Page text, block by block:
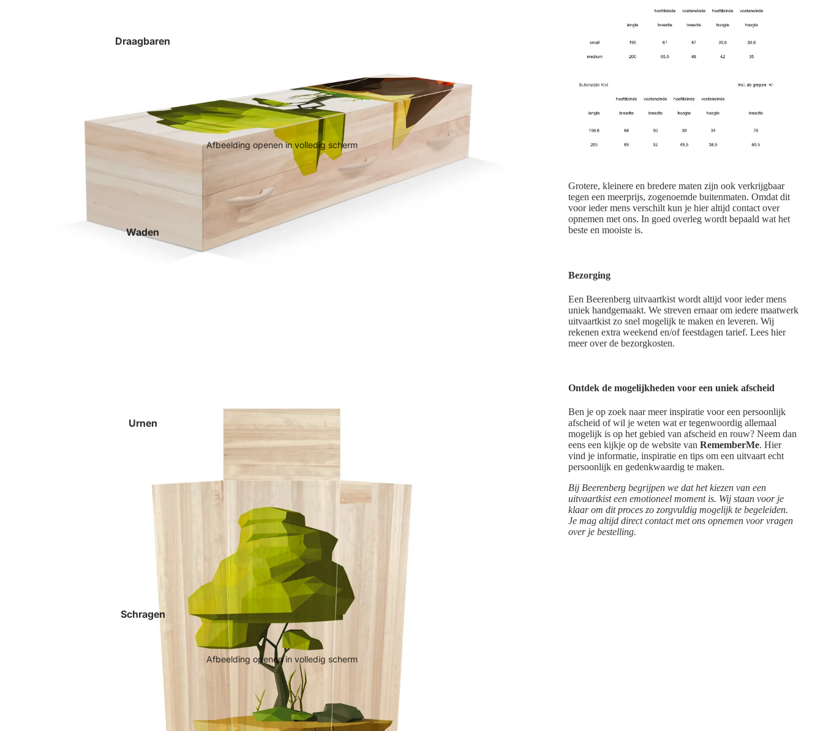
Draagbaren
Waden
Urnen
Schragen
Afbeelding openen in volledig scherm
Afbeelding openen in volledig scherm
Grotere, kleinere en bredere maten zijn ook verkrijgbaar
tegen een meerprijs, zogenoemde buitenmaten. Omdat dit
voor ieder mens verschilt kun je hier altijd contact over
opnemen met ons. In goed overleg wordt bepaald wat het
beste en mooiste is.
Bezorging
Een Beerenberg uitvaartkist wordt altijd voor ieder mens
uniek handgemaakt. We streven ernaar om iedere maatwerk
uitvaartkist zo snel mogelijk te maken en leveren. Wij
rekenen extra weekend en/of feestdagen tarief. Lees hier
meer over de bezorgkosten.
Ontdek de mogelijkheden voor een uniek afscheid
Ben je op zoek naar meer inspiratie voor een persoonlijk
afscheid of wil je weten wat er tegenwoordig allemaal
mogelijk is op het gebied van afscheid en rouw? Neem dan
eens een kijkje op de website van RememberMe. Hier
vind je informatie, inspiratie en tips om een uitvaart echt
persoonlijk en gedenkwaardig te maken.
Bij Beerenberg begrijpen we dat het kiezen van een
uitvaartkist een emotioneel moment is. Wij staan voor je
klaar om dit proces zo zorgvuldig mogelijk te begeleiden.
Je mag altijd direct contact met ons opnemen voor vragen
over je bestelling.